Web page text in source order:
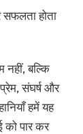
सफलताहोता
नहीं, बल्कि
संघर्ष और
हमें यह
को पार कर